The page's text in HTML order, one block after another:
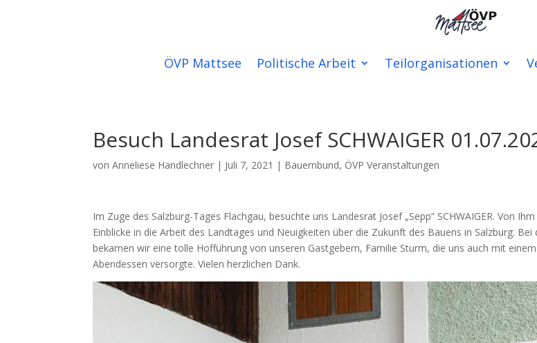
ÖVP Mattsee Politische Arbeit Teilorganisationen
Besuch Landesrat Josef SCHWAIGER
vonAnneliese Handlechner | Juli 7, 2021 | Bauernbund, ÖVP Veranstaltungen
Im Zuge des Salzburg-Tages Flachgau, besuchte uns Landesrat Josef „Sepp“ SCHWAIGER. Von
Einblicke in die Arbeit des Landtages und Neuigkeiten über die Zukunft des Bauens in Salzburg. Bei
bekamen wir eine tolle Hofführung von unseren Gastgebern, Familie Sturm, die uns auch mit
Abendessen versorgte. Vielen herzlichen Dank.